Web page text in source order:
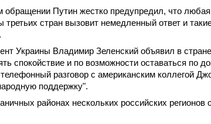
обращении Путин жестко предупредил, что
третьих стран вызовит немедленный ответ и
Украины Владимир Зеленский объявил в
спокойствие и по возможности оставаться по
разговор с американским коллегой
поддержку".
районах нескольких российских